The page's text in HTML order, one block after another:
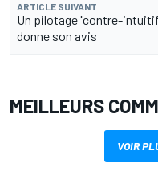
ARTICLE SUIVANT
Un pilotage "contre-
donne son avis
MEILLEURS
VOIR